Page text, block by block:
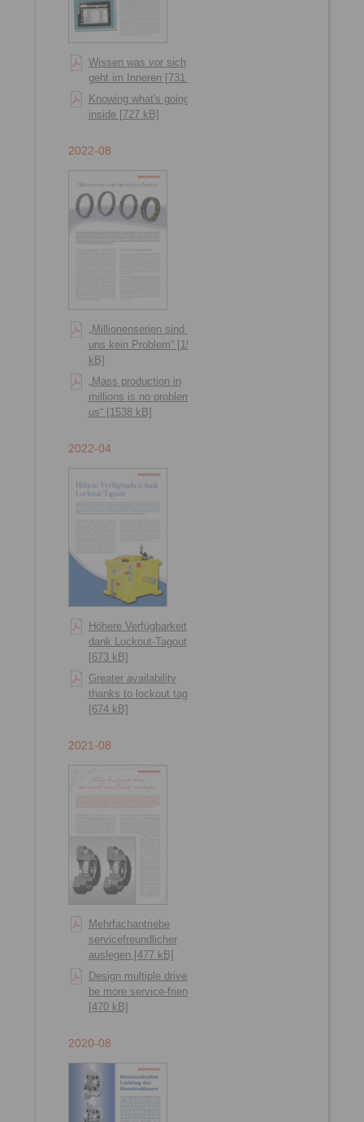
Wissen was vor sich
geht im Inneren [731 kB]
Knowing what's going on
inside [727 kB]
2022-08
„Millionenserien sind für
uns kein Problem“ [1551
kB]
„Mass production in
millions is no problem for
us“ [1538 kB]
2022-04
Höhere Verfügbarkeit
dank Lockout-Tagout
[673 kB]
Greater availability
thanks to lockout tagout
[674 kB]
2021-08
Mehrfachantriebe
servicefreundlicher
auslegen [477 kB]
Design multiple drives to
be more service-friendly
[470 kB]
2020-08